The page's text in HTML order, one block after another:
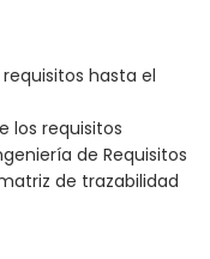
hasta el
los requisitos
de Requisitos
de trazabilidad